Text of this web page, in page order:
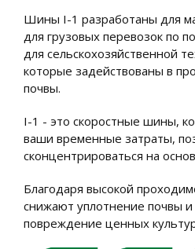
Шины I-1 разработаны для
для грузовых перевозок по
для сельскохозяйственной
которые задействованы в
почвы.
I-1 - это скоростные шины,
ваши временные затраты,
сконцентрироваться на
Благодаря высокой
снижают уплотнение почвы
повреждение ценных